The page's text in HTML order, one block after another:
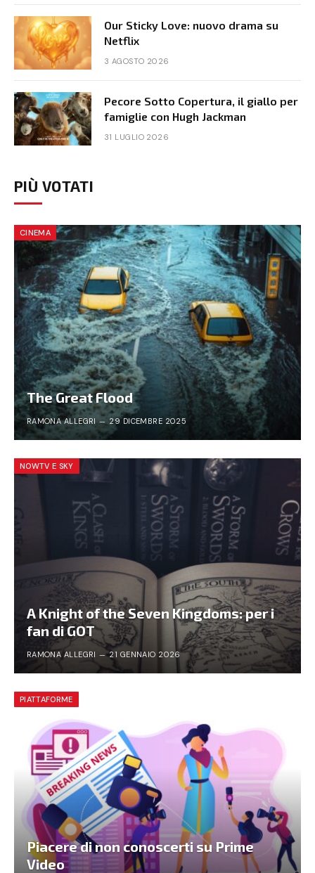
Our Sticky Love: nuovo drama su
Netflix
3 AGOSTO 2026
Pecore Sotto Copertura, il giallo per
famiglie con Hugh Jackman
31 LUGLIO 2026
PIÙ VOTATI
CINEMA
The Great Flood
RAMONA ALLEGRI 29 DICEMBRE 2025
NOWTV E SKY
A Knight of the Seven Kingdoms: per i
fan di GOT
RAMONA ALLEGRI 21 GENNAIO 2026
PIATTAFORME
Piacere di non conoscerti su Prime
Video